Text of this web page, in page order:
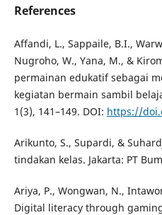
References
Affandi, L., Sappaile, B.I.,
Nugroho, W., Yana, M., &
permainan edukatif sebagai
kegiatan bermain sambil
1(3), 141–149. DOI: https://
Arikunto, S., Supardi, &
tindakan kelas. Jakarta: PT
Ariya, P., Wongwan, N.,
Digital literacy through